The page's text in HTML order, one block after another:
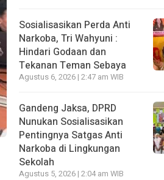
Sosialisasikan Perda Anti
Narkoba, Tri Wahyuni :
Hindari Godaan dan
Tekanan Teman Sebaya
Agustus 6, 2026 | 2:47 am WIB
Gandeng Jaksa, DPRD
Nunukan Sosialisasikan
Pentingnya Satgas Anti
Narkoba di Lingkungan
Sekolah
Agustus 5, 2026 | 2:04 am WIB